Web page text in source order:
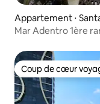
Appartement ⋅
Mar Adentro 1ère
Coup de cœur
Coup de cœur